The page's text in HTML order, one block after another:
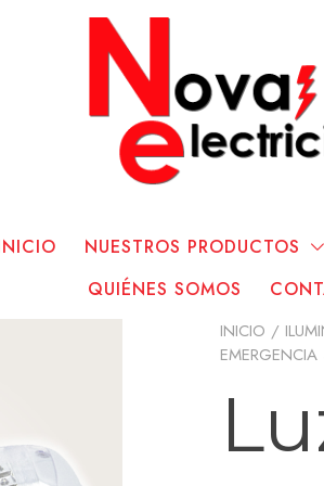
NUESTROS PRODUCTOS
QUIÉNES SOMOS
INICIO /